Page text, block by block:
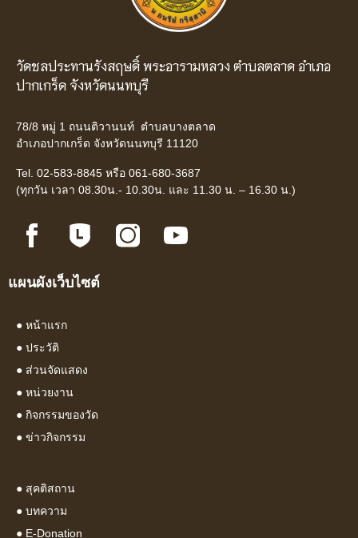
วัดชลประทานรังสฤษดิ์ พระอารามหลวง ตำบลตลาด อำเภอ
ปากเกร็ด จังหวัดนนทบุรี
78/8 หมู่ 1 ถนนติวานนท์ ตำบลบางตลาด
อำเภอปากเกร็ด จังหวัดนนทบุรี 11120
Tel. 02-583-8845 หรือ 061-680-3687
(ทุกวัน เวลา 08.30น.- 10.30น. และ 11.30 น. – 16.30 น.)
แผนผังเว็บไซต์
● หน้าแรก
● ประวัติ
● ส่วนจัดแสดง
● หน่วยงาน
● กิจกรรมของวัด
● ข่าวกิจกรรม
● สุคติสถาน
● บทความ
● E-Donation